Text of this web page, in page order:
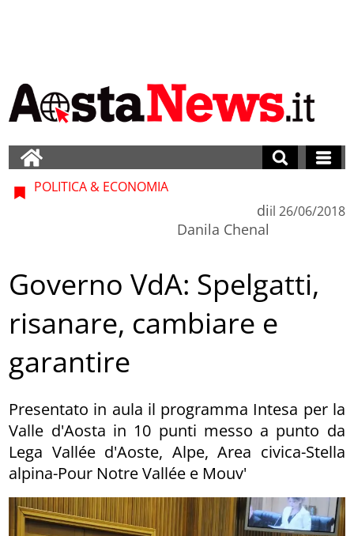
POLITICA & ECONOMIA
di
Danila Chenal
il 26/06/2018
Governo VdA: Spelgatti,
risanare, cambiare e
garantire
Presentato in aula il programma Intesa per la
Valle d'Aosta in 10 punti messo a punto da
Lega Vallée d'Aoste, Alpe, Area civica-Stella
alpina-Pour Notre Vallée e Mouv'